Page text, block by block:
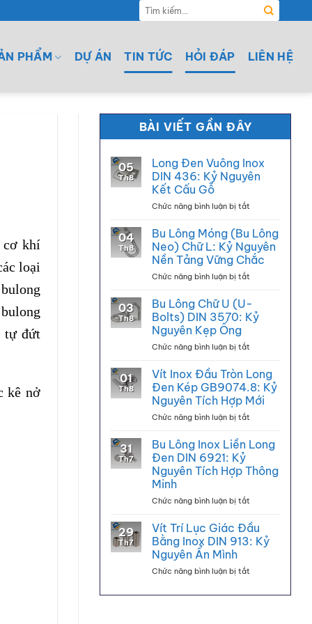
Tìm
kiếm:
PHẨM DỰ ÁN TIN TỨC HỎI ĐÁP LIÊN HỆ
cơ khí
loại
tự đứt
kê nở
BÀI VIẾT GẦN ĐÂY
05
Th8
Long Đen Vuông Inox
DIN 436: Kỷ Nguyên
Kết Cấu Gỗ
Chức năng bình luận bị tắt
Đen
Vuông
Inox
DIN
Kết
Cấu
04
Th8
Bu Lông Móng (Bu Lông
Neo) Chữ L: Kỷ Nguyên
Nền Tảng Vững Chắc
Chức năng bình luận bị tắt
Móng
(Bu
L:
Kỷ
Nguyên
Nền
Chắc
03
Th8
Bu Lông Chữ U (U-
Bolts) DIN 3570: Kỷ
Nguyên Kẹp Ống
Chức năng bình luận bị tắt
Lông
Chữ
U
(U-
3570:
Nguyên
Kẹp
01
Th8
Vít Inox Đầu Tròn Long
Đen Kép GB9074.8: Kỷ
Nguyên Tích Hợp Mới
Chức năng bình luận bị tắt
Inox
Tròn
Long
Kỷ
Nguyên
Tích
31
Th7
Bu Lông Inox Liền Long
Đen DIN 6921: Kỷ
Nguyên Tích Hợp Thông
Minh
Chức năng bình luận bị tắt
Lông
Inox
Liền
6921:
29
Th7
Vít Trí Lục Giác Đầu
Bằng Inox DIN 913: Kỷ
Nguyên Ẩn Mình
Chức năng bình luận bị tắt
Trí